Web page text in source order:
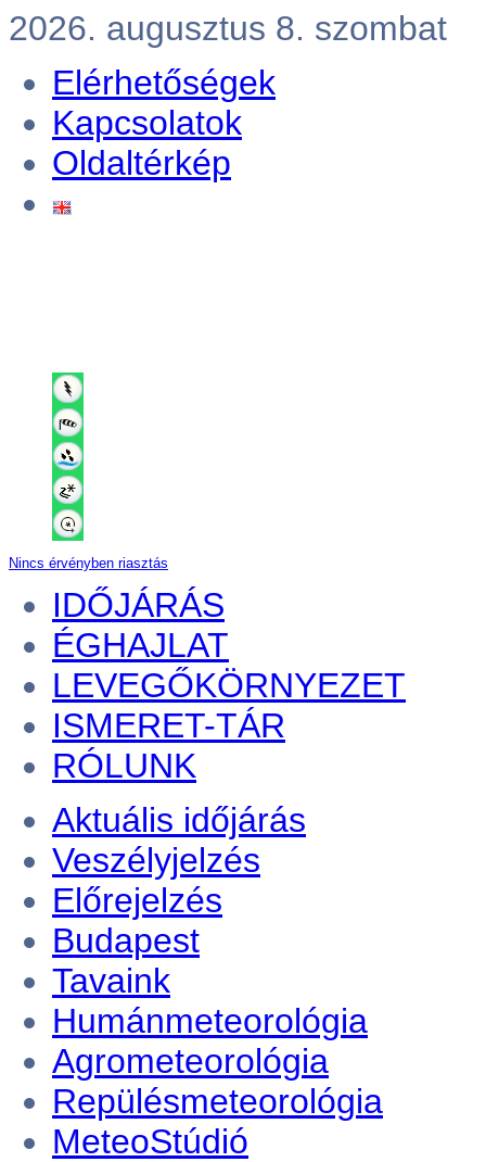
2026. augusztus 8. szombat
Elérhetőségek
Kapcsolatok
Oldaltérkép
Nincs érvényben riasztás
IDŐJÁRÁS
ÉGHAJLAT
LEVEGŐKÖRNYEZET
ISMERET-TÁR
RÓLUNK
Aktuális időjárás
Veszélyjelzés
Előrejelzés
Budapest
Tavaink
Humánmeteorológia
Agrometeorológia
Repülésmeteorológia
MeteoStúdió